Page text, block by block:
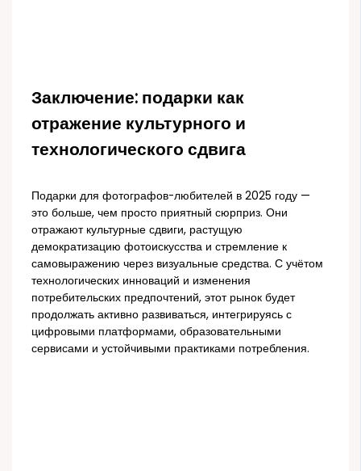
Заключение: подарки как
отражение культурного и
технологического сдвига
Подарки для фотографов-любителей в 2025 году —
это больше, чем просто приятный сюрприз. Они
отражают культурные сдвиги, растущую
демократизацию фотоискусства и стремление к
самовыражению через визуальные средства. С учётом
технологических инноваций и изменения
потребительских предпочтений, этот рынок будет
продолжать активно развиваться, интегрируясь с
цифровыми платформами, образовательными
сервисами и устойчивыми практиками потребления.